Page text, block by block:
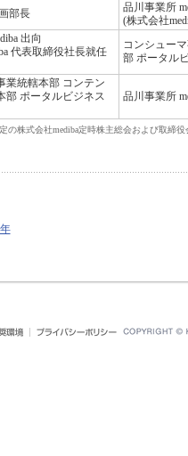
部長
品川事業所
(株式会社
出向
代表取締役社長就任
コンシュー
部 ポータル
業統轄本部 コンテン
部 ポータルビジネス
品川事業所
の株式会社mediba定時株主総会および取締役